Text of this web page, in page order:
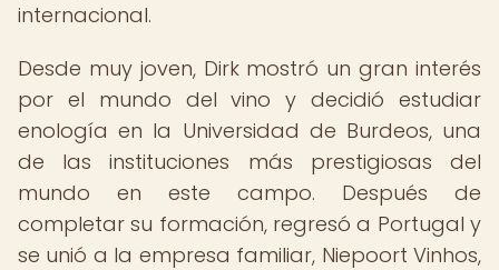
internacional.
Desde muy joven, Dirk mostró un gran interés
por el mundo del vino y decidió estudiar
enología en la Universidad de Burdeos, una
de las instituciones más prestigiosas del
mundo en este campo. Después de
completar su formación, regresó a Portugal y
se unió a la empresa familiar, Niepoort Vinhos,